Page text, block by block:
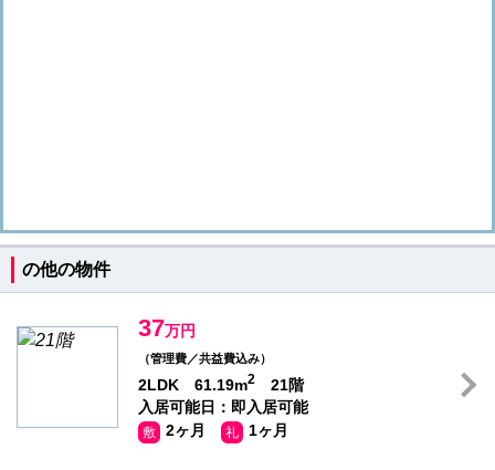
の他の物件
37万円
（管理費／共益費込み）
2LDK 61.19m2
21階
入居可能日：即入居可能
敷 2ヶ月 礼 1ヶ月